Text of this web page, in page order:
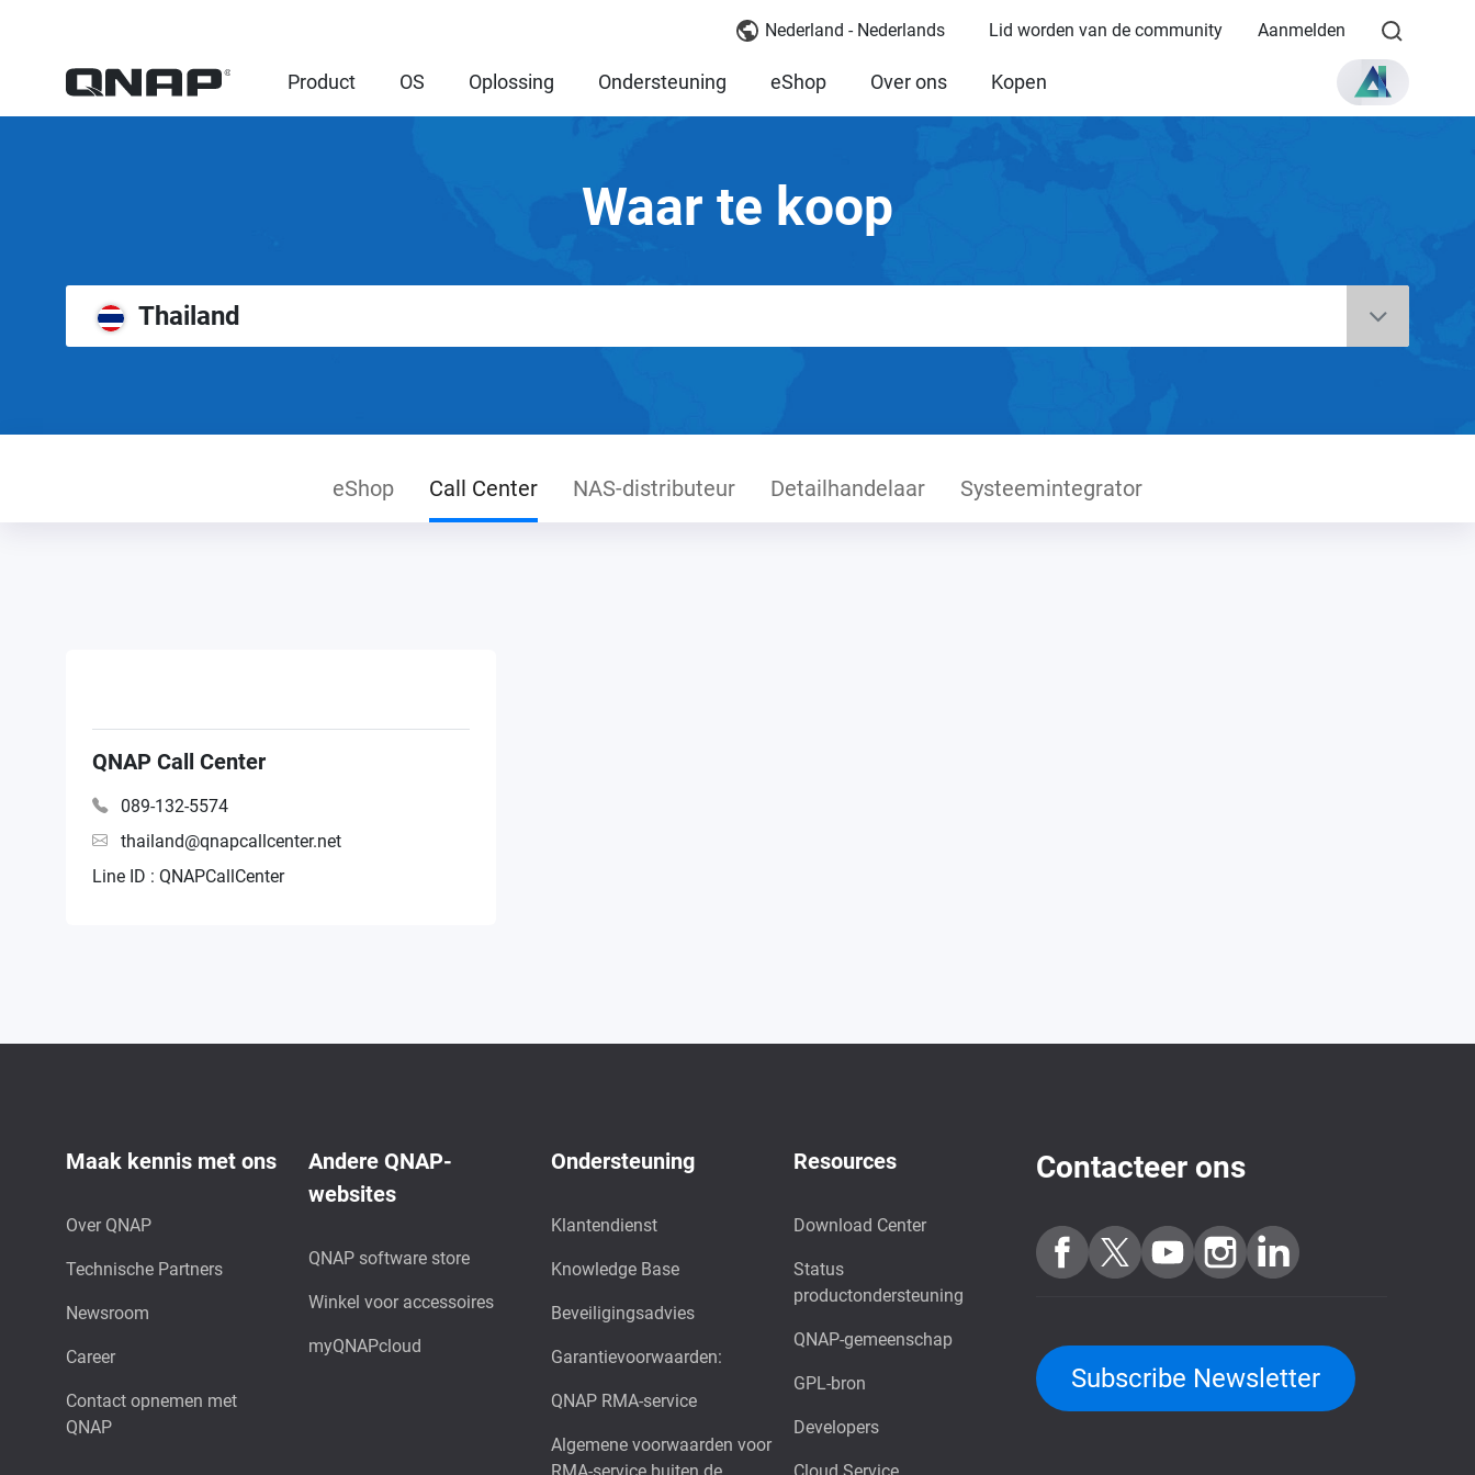
Nederland - Nederlands Lid worden van de community Aanmelden
Product OS Oplossing Ondersteuning eShop Over ons Kopen
Waar te koop
Thailand
eShop Call Center NAS-distributeur Detailhandelaar Systeemintegrator
QNAP Call Center
089-132-5574
thailand@qnapcallcenter.net
Line ID : QNAPCallCenter
Maak kennis met ons
Over QNAP
Technische Partners
Newsroom
Career
Contact opnemen met
QNAP
Andere QNAP-
websites
QNAP software store
Winkel voor accessoires
myQNAPcloud
Ondersteuning
Klantendienst
Knowledge Base
Beveiligingsadvies
Garantievoorwaarden:
QNAP RMA-service
Algemene voorwaarden voor
Resources
Download Center
Status
productondersteuning
QNAP-gemeenschap
GPL-bron
Developers
Contacteer ons
Subscribe Newsletter